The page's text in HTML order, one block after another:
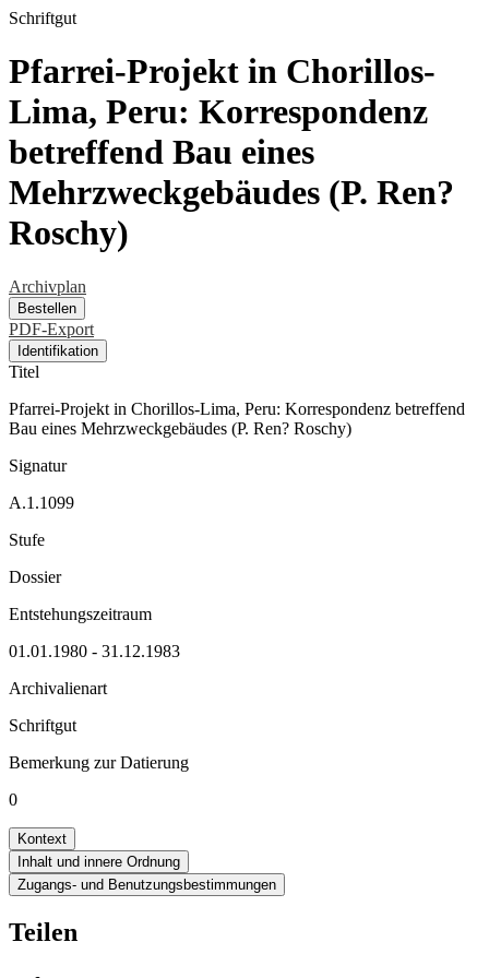
Schriftgut
Pfarrei-Projekt in Chorillos-
Lima, Peru: Korrespondenz
betreffend Bau eines
Mehrzweckgebäudes (P. Ren?
Roschy)
Archivplan
Bestellen
PDF-Export
Identifikation
Titel
Pfarrei-Projekt in Chorillos-Lima, Peru: Korrespondenz betreffend
Bau eines Mehrzweckgebäudes (P. Ren? Roschy)
Signatur
A.1.1099
Stufe
Dossier
Entstehungszeitraum
01.01.1980 - 31.12.1983
Archivalienart
Schriftgut
Bemerkung zur Datierung
0
Kontext
Inhalt und innere Ordnung
Zugangs- und Benutzungsbestimmungen
Teilen